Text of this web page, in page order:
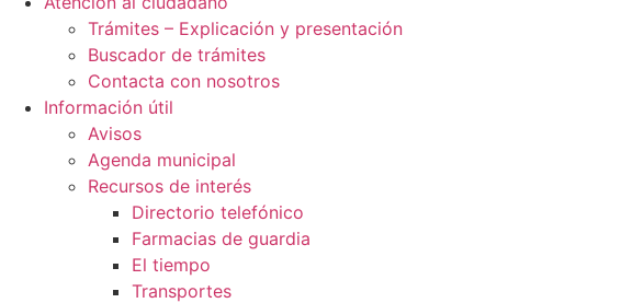
Trámites – Explicación y presentación
Buscador de trámites
Contacta con nosotros
Información útil
Avisos
Agenda municipal
Recursos de interés
Directorio telefónico
Farmacias de guardia
El tiempo
Transportes